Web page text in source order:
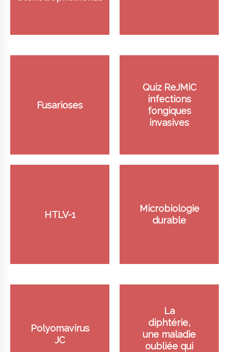
Fusarioses
Quiz ReJMiC
infections
fongiques
invasives
HTLV-1
Microbiologie
durable
Polyomavirus
JC
La
diphtérie,
une maladie
oubliée qui